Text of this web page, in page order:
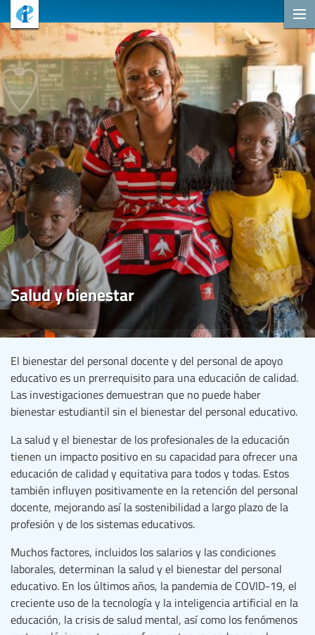
Salud y bienestar
El bienestar del personal docente y del personal de apoyo
educativo es un prerrequisito para una educación de calidad.
Las investigaciones demuestran que no puede haber
bienestar estudiantil sin el bienestar del personal educativo.
La salud y el bienestar de los profesionales de la educación
tienen un impacto positivo en su capacidad para ofrecer una
educación de calidad y equitativa para todos y todas. Estos
también influyen positivamente en la retención del personal
docente, mejorando así la sostenibilidad a largo plazo de la
profesión y de los sistemas educativos.
Muchos factores, incluidos los salarios y las condiciones
laborales, determinan la salud y el bienestar del personal
educativo. En los últimos años, la pandemia de COVID-19, el
creciente uso de la tecnología y la inteligencia artificial en la
educación, la crisis de salud mental, así como los fenómenos